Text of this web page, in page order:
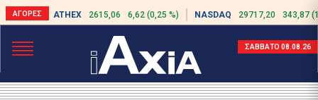
ATHEX 2615,06 6,62 (0,25 %) NASDAQ 29717,20 343,87
ΣΑΒΒΑΤΟ 08.08.26